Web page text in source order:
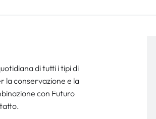
di tutti i tipi di
la conservazione e la
con Futuro